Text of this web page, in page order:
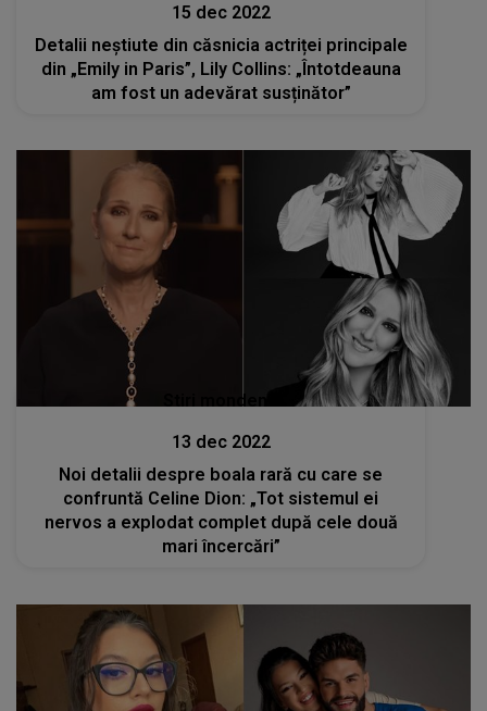
15 dec 2022
Detalii neștiute din căsnicia actriței principale
din „Emily in Paris”, Lily Collins: „Întotdeauna
am fost un adevărat susținător”
Stiri mondene
13 dec 2022
Noi detalii despre boala rară cu care se
confruntă Celine Dion: „Tot sistemul ei
nervos a explodat complet după cele două
mari încercări”